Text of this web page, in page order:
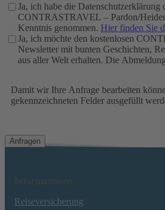
Ja, ich habe die Datenschutzerklärung
CONTRASTRAVEL – Pardon/
Kenntnis genommen. Hier finden Sie
Ja, ich möchte den kostenlosen
Newsletter mit bunten Geschichten,
aus aller Welt erhalten. Die
Damit wir Ihre Anfrage bearbeiten
gekennzeichneten Felder ausgefüllt
Anfragen
Reiseversicherung